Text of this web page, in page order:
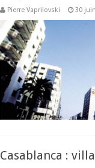
Pierre Vaprilovski 30
Casablanca :